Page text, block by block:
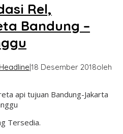
Rel,
Bandung –
|18 Desember 2018oleh
api tujuan Bandung-Jakarta
Tersedia.